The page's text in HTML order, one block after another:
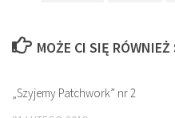
MOŻE CI SIĘ
„Szyjemy Patchwork” nr 2